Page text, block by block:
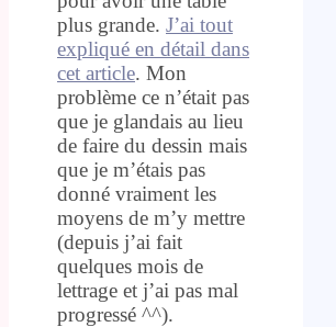
plus grande. J’ai tout
expliqué en détail dans
cet article. Mon
problème ce n’était pas
que je glandais au lieu
de faire du dessin mais
que je m’étais pas
donné vraiment les
moyens de m’y mettre
(depuis j’ai fait
quelques mois de
lettrage et j’ai pas mal
progressé ^^).